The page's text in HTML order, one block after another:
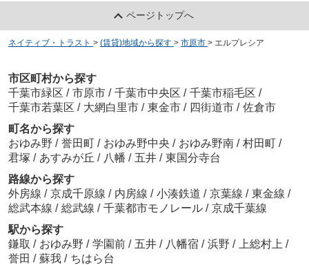
ページトップへ
ネイティブ・トラスト > (賃貸)地域から探す > 市原市 > エルプレシア
市区町村から探す
千葉市緑区 / 市原市 / 千葉市中央区 / 千葉市稲毛区 /
千葉市若葉区 / 大網白里市 / 東金市 / 四街道市 / 佐倉市
町名から探す
おゆみ野 / 誉田町 / おゆみ野中央 / おゆみ野南 / 村田町 /
君塚 / あすみが丘 / 八幡 / 五井 / 東国分寺台
路線から探す
外房線 / 京成千原線 / 内房線 / 小湊鉄道 / 京葉線 / 東金線 /
総武本線 / 総武線 / 千葉都市モノレール / 京成千葉線
駅から探す
鎌取 / おゆみ野 / 学園前 / 五井 / 八幡宿 / 浜野 / 上総村上 /
誉田 / 蘇我 / ちはら台